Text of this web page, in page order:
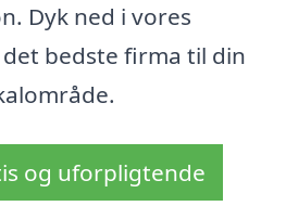
Dyk ned i vores
bedste firma til din
og uforpligtende